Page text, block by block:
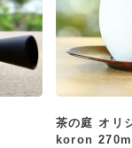
茶の庭 オリ
koron 270ml